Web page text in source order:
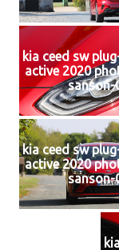
kia ceed sw
active 2020
sanson-
kia ceed sw
active 2020
sanson-